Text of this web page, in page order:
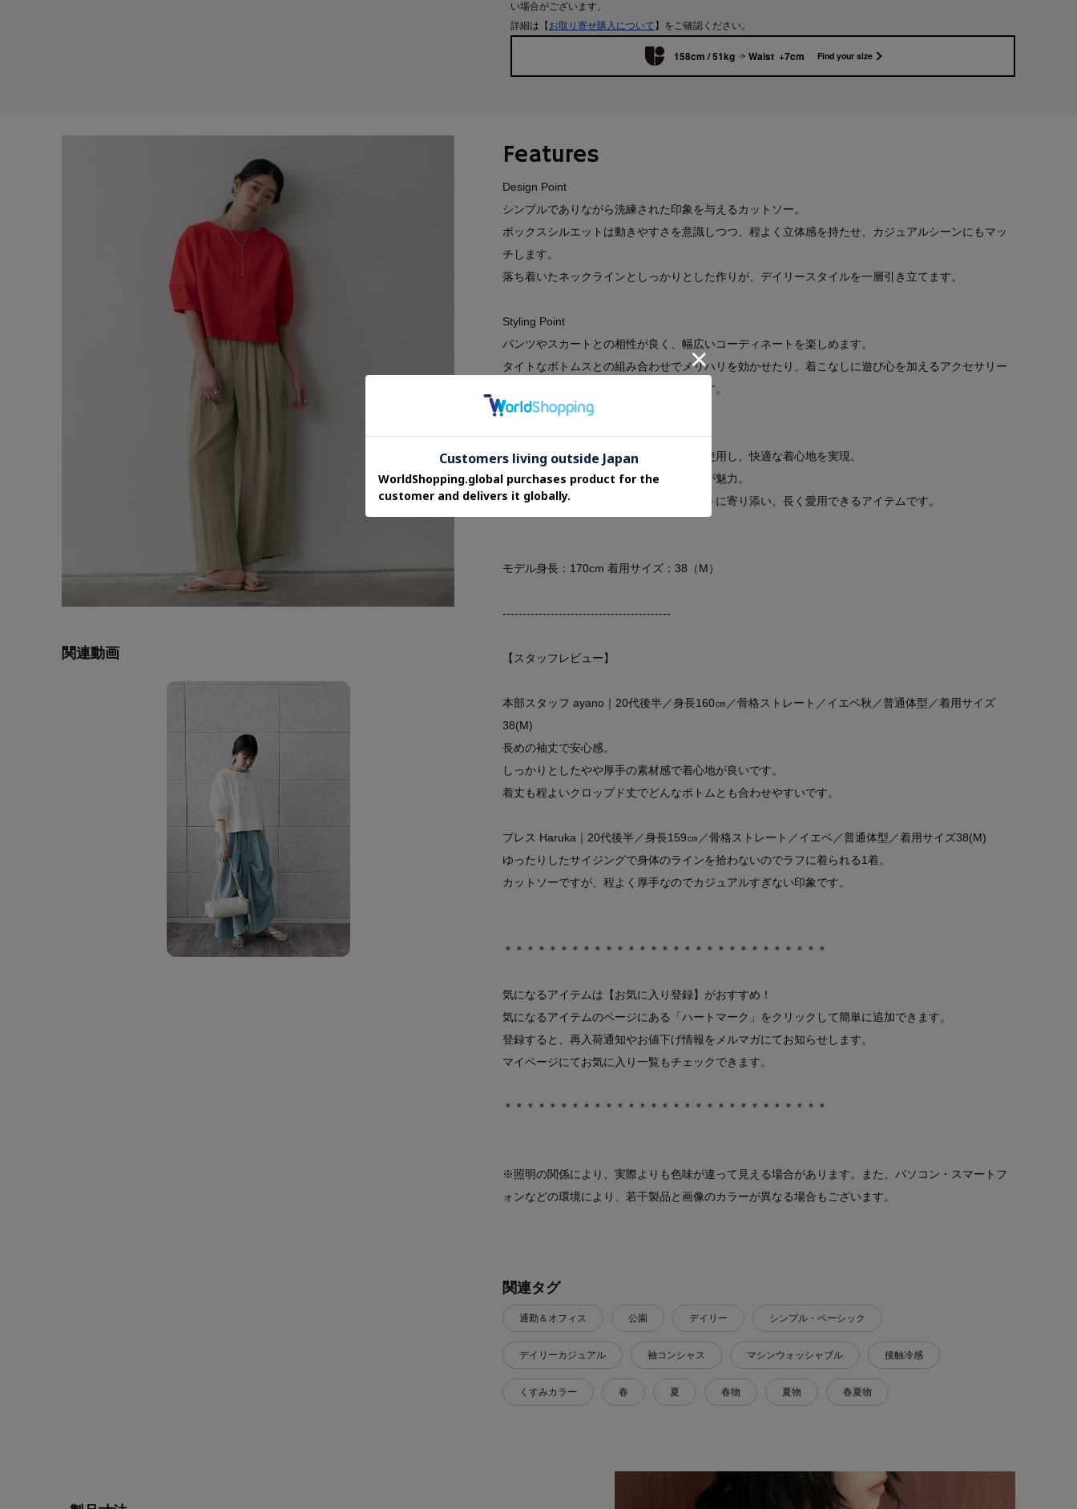
い場合がございます。
詳細は【 お取り寄せ購入について 】をご確認ください。
158cm / 51kg Waist +7cm Find your size
Features
Design Point
シンプルでありながら洗練された印象を与えるカットソー。
ボックスシルエットは動きやすさを意識しつつ、程よく立体感を持たせ、カジュアルシーンにもマッ
チします。
落ち着いたネックラインとしっかりとした作りが、デイリースタイルを一層引き立てます。
Styling Point
パンツやスカートとの相性が良く、幅広いコーディネートを楽しめます。
タイトなボトムスとの組み合わせでメリハリを効かせたり、着こなしに遊び心を加えるアクセサリー
で自分らしさを表現するのもおすすめです。
Fabric Point
程よいハリ感と柔らかな手触りの素材を使用し、快適な着心地を実現。
通気性も良く、季節を問わず着られるのが魅力。
安心感のある質感が毎日のコーディネートに寄り添い、長く愛用できるアイテムです。
モデル身長：170cm 着用サイズ：38（M）
------------------------------------------
【スタッフレビュー】
本部スタッフ ayano｜20代後半／身長160㎝／骨格ストレート／イエベ秋／普通体型／着用サイズ
38(M)
長めの袖丈で安心感。
しっかりとしたやや厚手の素材感で着心地が良いです。
着丈も程よいクロップド丈でどんなボトムとも合わせやすいです。
プレス Haruka｜20代後半／身長159㎝／骨格ストレート／イエベ／普通体型／着用サイズ38(M)
ゆったりしたサイジングで身体のラインを拾わないのでラフに着られる1着。
カットソーですが、程よく厚手なのでカジュアルすぎない印象です。
＊＊＊＊＊＊＊＊＊＊＊＊＊＊＊＊＊＊＊＊＊＊＊＊＊＊＊＊＊
気になるアイテムは【お気に入り登録】がおすすめ！
気になるアイテムのページにある「ハートマーク」をクリックして簡単に追加できます。
登録すると、再入荷通知やお値下げ情報をメルマガにてお知らせします。
マイページにてお気に入り一覧もチェックできます。
＊＊＊＊＊＊＊＊＊＊＊＊＊＊＊＊＊＊＊＊＊＊＊＊＊＊＊＊＊
※照明の関係により、実際よりも色味が違って見える場合があります。また、パソコン・スマートフ
ォンなどの環境により、若干製品と画像のカラーが異なる場合もございます。
関連タグ
通勤＆オフィス 公園 デイリー シンプル・ベーシック
デイリーカジュアル 袖コンシャス マシンウォッシャブル 接触冷感
くすみカラー 春 夏 春物 夏物 春夏物